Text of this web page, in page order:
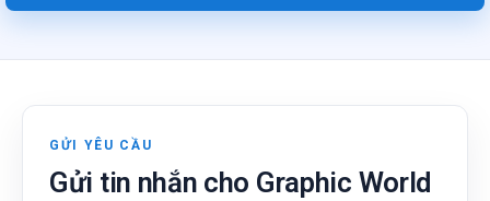
GỬI YÊU CẦU
Gửi tin nhắn cho Graphic World